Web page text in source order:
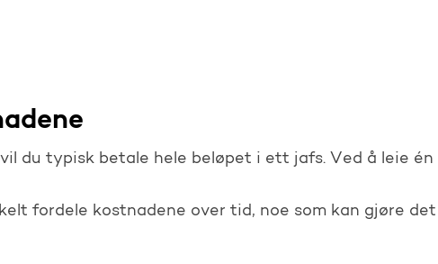
du typisk betale hele beløpet i ett jafs. Ved å leie én
fordele kostnadene over tid, noe som kan gjøre det